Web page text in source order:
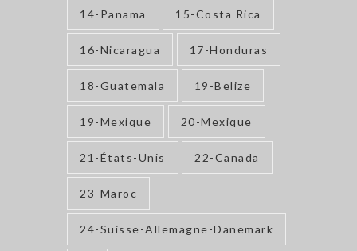
14-Panama 15-Costa Rica
16-Nicaragua 17-Honduras
18-Guatemala 19-Belize
19-Mexique 20-Mexique
21-États-Unis 22-Canada
23-Maroc
24-Suisse-Allemagne-Danemark